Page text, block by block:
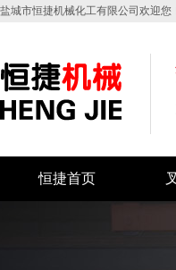
盐城市恒捷机械化工有限公司欢迎您
恒捷首页